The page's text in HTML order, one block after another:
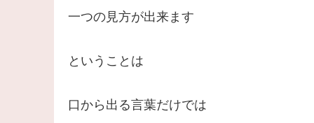
一つの見方が出来ます
ということは
口から出る言葉だけでは